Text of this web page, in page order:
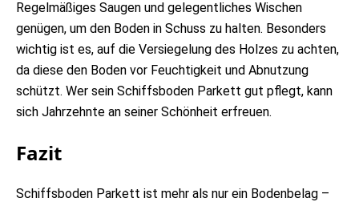
Regelmäßiges Saugen und gelegentliches Wischen
genügen, um den Boden in Schuss zu halten. Besonders
wichtig ist es, auf die Versiegelung des Holzes zu achten,
da diese den Boden vor Feuchtigkeit und Abnutzung
schützt. Wer sein Schiffsboden Parkett gut pflegt, kann
sich Jahrzehnte an seiner Schönheit erfreuen.
Fazit
Schiffsboden Parkett ist mehr als nur ein Bodenbelag –